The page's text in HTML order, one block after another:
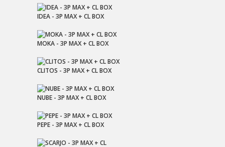
IDEA - 3P MAX + CL BOX
MOKA - 3P MAX + CL BOX
CLITOS - 3P MAX + CL BOX
NUBE - 3P MAX + CL BOX
PEPE - 3P MAX + CL BOX